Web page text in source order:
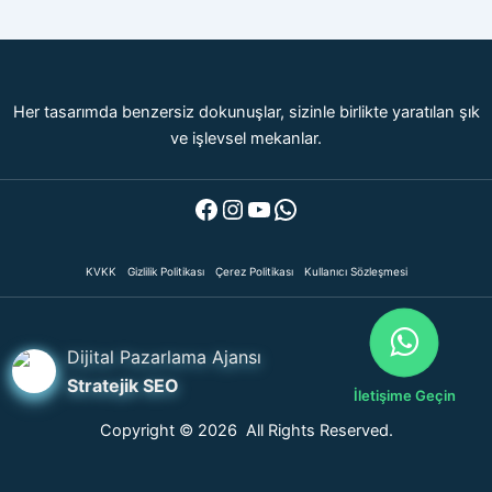
İletişime Geçin
Her tasarımda benzersiz dokunuşlar, sizinle birlikte yaratılan şık
ve işlevsel mekanlar.
Facebook
Instagram
YouTube
WhatsApp
KVKK Gizlilik Politikası Çerez Politikası Kullanıcı Sözleşmesi
Dijital Pazarlama Ajansı
Stratejik SEO
Copyright © 2026 All Rights Reserved.